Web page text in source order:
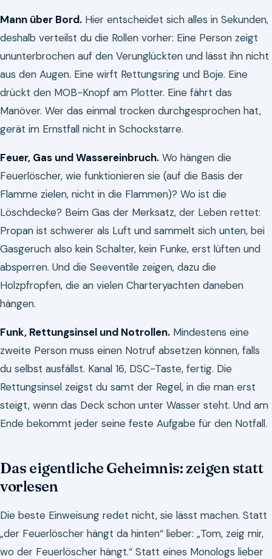
Mann über Bord. Hier entscheidet sich alles in Sekunden,
deshalb verteilst du die Rollen vorher: Eine Person zeigt
ununterbrochen auf den Verunglückten und lässt ihn nicht
aus den Augen. Eine wirft Rettungsring und Boje. Eine
drückt den MOB-Knopf am Plotter. Eine fährt das
Manöver. Wer das einmal trocken durchgesprochen hat,
gerät im Ernstfall nicht in Schockstarre.
Feuer, Gas und Wassereinbruch. Wo hängen die
Feuerlöscher, wie funktionieren sie (auf die Basis der
Flamme zielen, nicht in die Flammen)? Wo ist die
Löschdecke? Beim Gas der Merksatz, der Leben rettet:
Propan ist schwerer als Luft und sammelt sich unten, bei
Gasgeruch also kein Schalter, kein Funke, erst lüften und
absperren. Und die Seeventile zeigen, dazu die
Holzpfropfen, die an vielen Charteryachten daneben
hängen.
Funk, Rettungsinsel und Notrollen. Mindestens eine
zweite Person muss einen Notruf absetzen können, falls
du selbst ausfällst. Kanal 16, DSC-Taste, fertig. Die
Rettungsinsel zeigst du samt der Regel, in die man erst
steigt, wenn das Deck schon unter Wasser steht. Und am
Ende bekommt jeder seine feste Aufgabe für den Notfall.
Das eigentliche Geheimnis: zeigen statt
vorlesen
Die beste Einweisung redet nicht, sie lässt machen. Statt
„der Feuerlöscher hängt da hinten“ lieber: „Tom, zeig mir,
wo der Feuerlöscher hängt.“ Statt eines Monologs lieber